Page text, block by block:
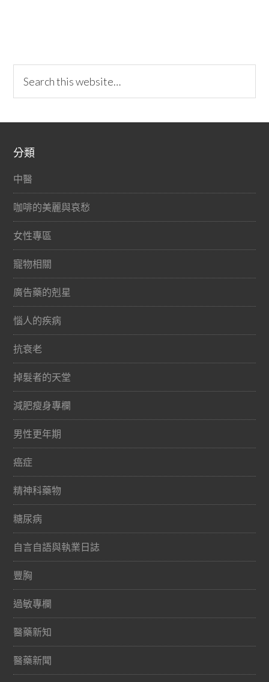
分類
中醫
咖啡的美麗與哀愁
女性專區
寵物相關
廣告藥的剋星
惱人的疾病
抗衰老
掉髮者的天堂
減肥瘦身專欄
男性更年期
癌症
精神科藥物
糖尿病
自言自語與執業日誌
豐胸
過敏專欄
醫藥新知
醫藥新聞